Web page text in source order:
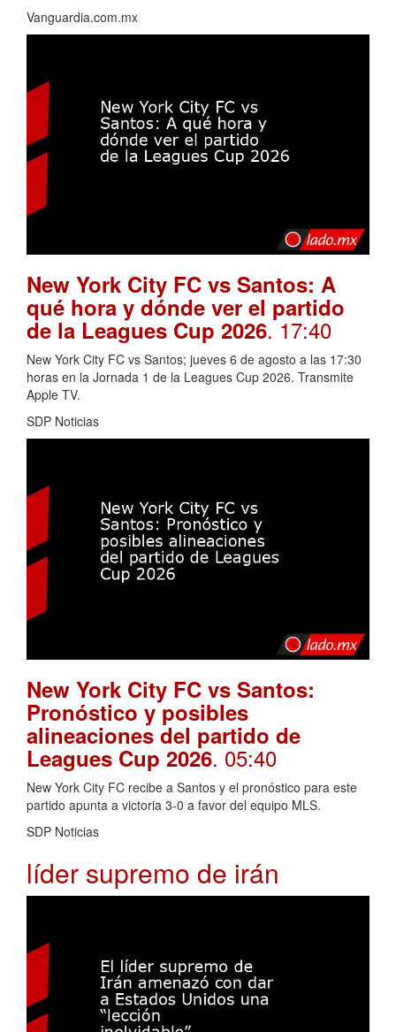
Vanguardia.com.mx
New York City FC vs Santos: A
qué hora y dónde ver el partido
de la Leagues Cup 2026. 17:40
New York City FC vs Santos; jueves 6 de agosto a las 17:30
horas en la Jornada 1 de la Leagues Cup 2026. Transmite
Apple TV.
SDP Noticias
New York City FC vs Santos:
Pronóstico y posibles
alineaciones del partido de
Leagues Cup 2026. 05:40
New York City FC recibe a Santos y el pronóstico para este
partido apunta a victoria 3-0 a favor del equipo MLS.
SDP Noticias
líder supremo de irán